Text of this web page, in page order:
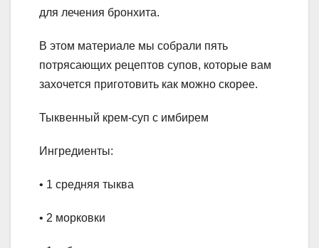
для лечения бронхита.
В этом материале мы собрали пять
потрясающих рецептов супов, которые вам
захочется приготовить как можно скорее.
Тыквенный крем-суп с имбирем
Ингредиенты:
• 1 средняя тыква
• 2 морковки